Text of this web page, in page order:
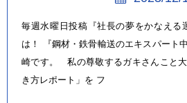
毎週水曜日投稿『社長の夢をかなえる
は！ 『鋼材・鉄骨輸送のエキスパート
崎です。 私の尊敬するガキさんこと
き方レポート」を フ